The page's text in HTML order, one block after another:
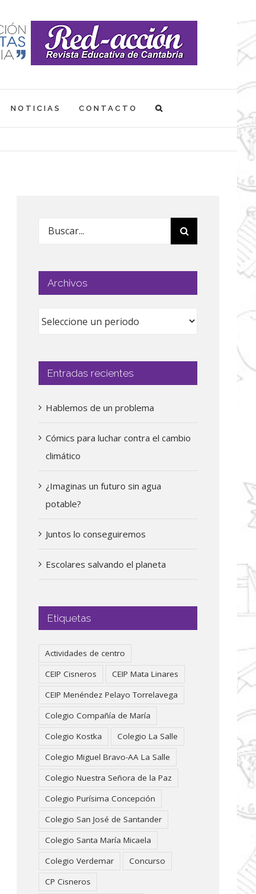
NOTICIAS CONTACTO
Buscar:
Archivos
Entradas recientes
Hablemos de un problema
Cómics para luchar contra el cambio
climático
¿Imaginas un futuro sin agua
potable?
Juntos lo conseguiremos
Escolares salvando el planeta
Etiquetas
Actividades de centro
CEIP Cisneros
CEIP Mata Linares
CEIP Menéndez Pelayo Torrelavega
Colegio Compañía de María
Colegio Kostka
Colegio La Salle
Colegio Miguel Bravo-AA La Salle
Colegio Nuestra Señora de la Paz
Colegio Purísima Concepción
Colegio San José de Santander
Colegio Santa María Micaela
Colegio Verdemar
Concurso
CP Cisneros